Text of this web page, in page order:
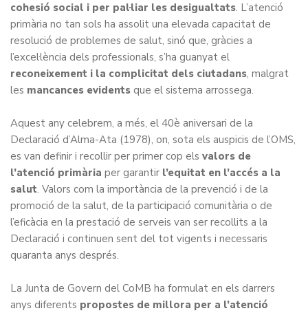
cohesió social i per pal·liar les desigualtats. L’atenció
primària no tan sols ha assolit una elevada capacitat de
resolució de problemes de salut, sinó que, gràcies a
l’excel·lència dels professionals, s’ha guanyat el
reconeixement i la complicitat dels ciutadans, malgrat
les mancances evidents que el sistema arrossega.
Aquest any celebrem, a més, el 40è aniversari de la
Declaració d’Alma-Ata (1978), on, sota els auspicis de l’OMS,
es van definir i recollir per primer cop els valors de
l’atenció primària per garantir l’equitat en l’accés a la
salut. Valors com la importància de la prevenció i de la
promoció de la salut, de la participació comunitària o de
l’eficàcia en la prestació de serveis van ser recollits a la
Declaració i continuen sent del tot vigents i necessaris
quaranta anys després.
La Junta de Govern del CoMB ha formulat en els darrers
anys diferents propostes de millora per a l’atenció